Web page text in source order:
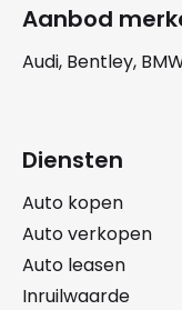
Aanbod
Audi, Bentley,
Diensten
Auto kopen
Auto verkopen
Auto leasen
Inruilwaarde